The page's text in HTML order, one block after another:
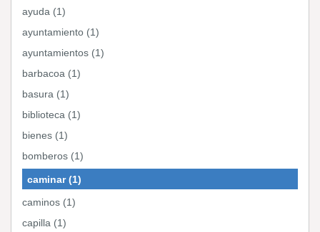
ayuda (1)
ayuntamiento (1)
ayuntamientos (1)
barbacoa (1)
basura (1)
biblioteca (1)
bienes (1)
bomberos (1)
caminar (1)
caminos (1)
capilla (1)